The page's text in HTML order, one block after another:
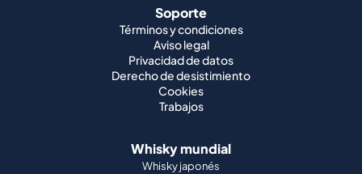
Soporte
Términos y condiciones
Aviso legal
Privacidad de datos
Derecho de desistimiento
Cookies
Trabajos
Whisky mundial
Whisky japonés